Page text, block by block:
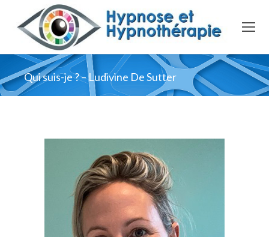
Qui suis-je ? – Ludivine De Sutter